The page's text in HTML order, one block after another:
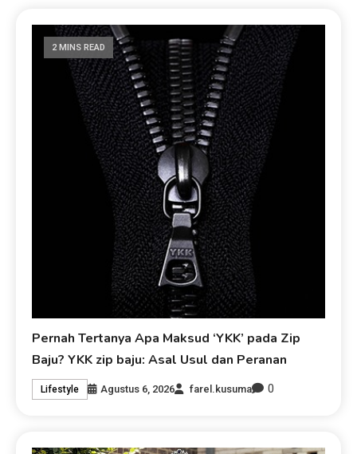
2 MINS READ
Pernah Tertanya Apa Maksud ‘YKK’ pada Zip
Baju? YKK zip baju: Asal Usul dan Peranan
Lifestyle Agustus 6, 2026 farel.kusuma 0